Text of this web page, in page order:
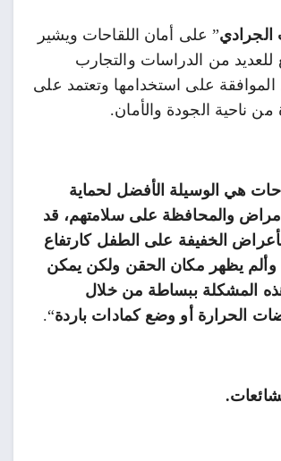
الجرادي” على أمان اللقاحات ويشير
للعديد من الدراسات والتجارب
الموافقة على استخدامها وتعتمد على
ناحية الجودة والأمان.
هي الوسيلة الأفضل لحماية
والمحافظة على سلامتهم، قد
الخفيفة على الطفل كارتفاع
وألم يظهر مكان الحقن ولكن يمكن
المشكلة ببساطة من خلال
الحرارة أو وضع كمادات باردة“.